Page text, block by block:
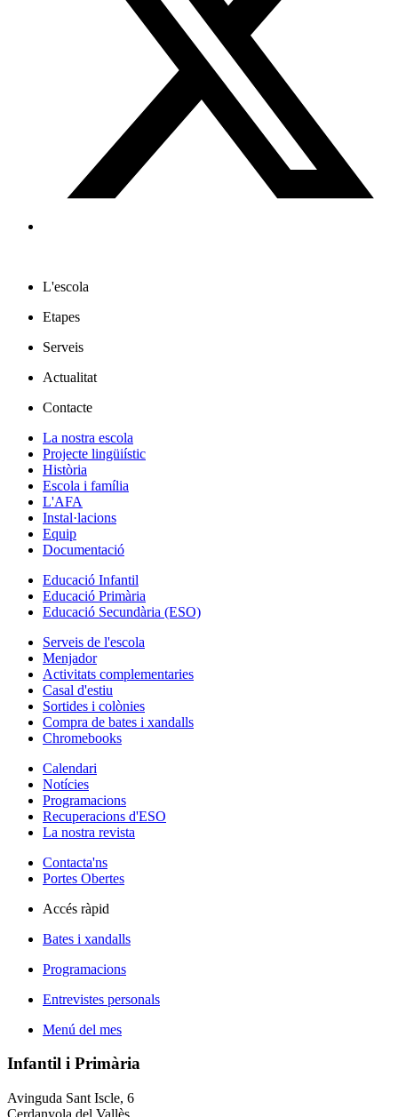
L'escola
Etapes
Serveis
Actualitat
Contacte
La nostra escola
Projecte lingüiístic
Història
Escola i família
L'AFA
Instal·lacions
Equip
Documentació
Educació Infantil
Educació Primària
Educació Secundària (ESO)
Serveis de l'escola
Menjador
Activitats complementaries
Casal d'estiu
Sortides i colònies
Compra de bates i xandalls
Chromebooks
Calendari
Notícies
Programacions
Recuperacions d'ESO
La nostra revista
Contacta'ns
Portes Obertes
Accés ràpid
Bates i xandalls
Programacions
Entrevistes personals
Menú del mes
Infantil i Primària
Avinguda Sant Iscle, 6
Cerdanyola del Vallès